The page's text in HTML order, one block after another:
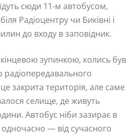
сюди 11-м автобусом,
Радіоцентру чи Биківні і
до входу в заповідник.
зупинкою, колись був
закрита територія, але саме
селище, де живуть
Автобус ніби зазирає в
— від сучасного